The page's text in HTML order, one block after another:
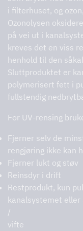
i filterhuset, og
Ozonolysen
på vei ut i
kreves det en viss
henhold til den
Sluttproduktet er
polymerisert fett i
fullstendig
For UV-rensing
Fjerner selv de
rengjøring ikke kan
Fjerner lukt og støv
Reinsdyr i drift
Restprodukt, kun
kanalsystemet
/
vifte